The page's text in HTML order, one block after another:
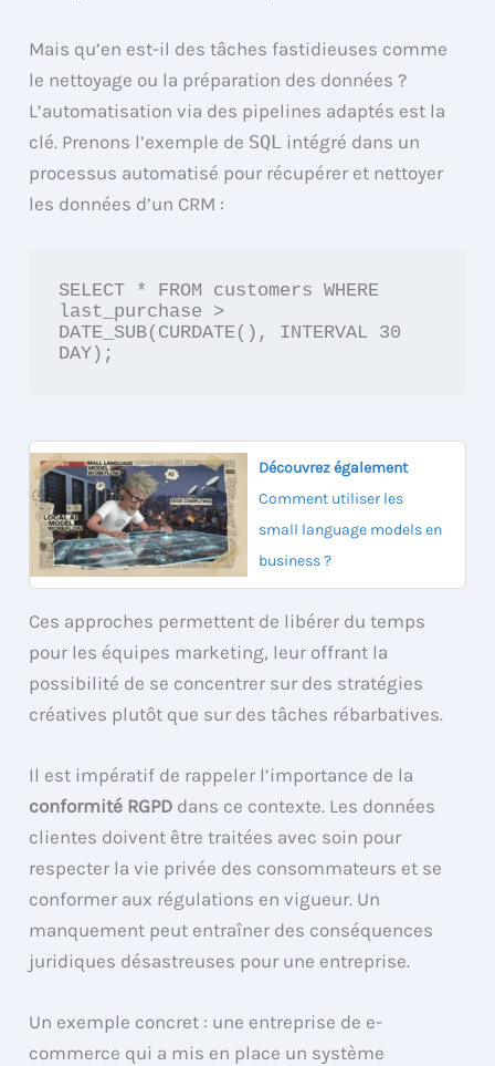
Mais qu’en est-il des tâches fastidieuses comme
le nettoyage ou la préparation des données ?
L’automatisation via des pipelines adaptés est la
clé. Prenons l’exemple de SQL intégré dans un
processus automatisé pour récupérer et nettoyer
les données d’un CRM :
SELECT * FROM customers WHERE
last_purchase >
DATE_SUB(CURDATE(), INTERVAL 30
DAY);
Découvrez également
Comment utiliser les
small language models en
business ?
Ces approches permettent de libérer du temps
pour les équipes marketing, leur offrant la
possibilité de se concentrer sur des stratégies
créatives plutôt que sur des tâches rébarbatives.
Il est impératif de rappeler l’importance de la
conformité RGPD dans ce contexte. Les données
clientes doivent être traitées avec soin pour
respecter la vie privée des consommateurs et se
conformer aux régulations en vigueur. Un
manquement peut entraîner des conséquences
juridiques désastreuses pour une entreprise.
Un exemple concret : une entreprise de e-
commerce qui a mis en place un système